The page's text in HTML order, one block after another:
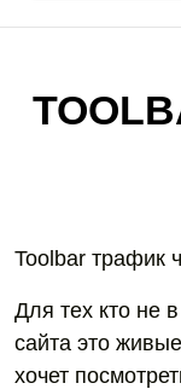
Toolbar трафик
Для тех кто не
сайта это
хочет